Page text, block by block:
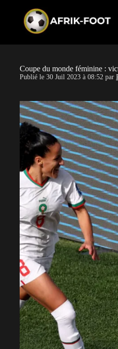
Coupe du monde féminine :
Publié le 30 Juil 2023 à 08:52 par